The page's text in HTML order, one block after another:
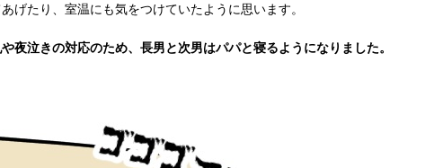
げたり、室温にも気をつけていたように思います。
夜泣きの対応のため、長男と次男はパパと寝るようになりました。